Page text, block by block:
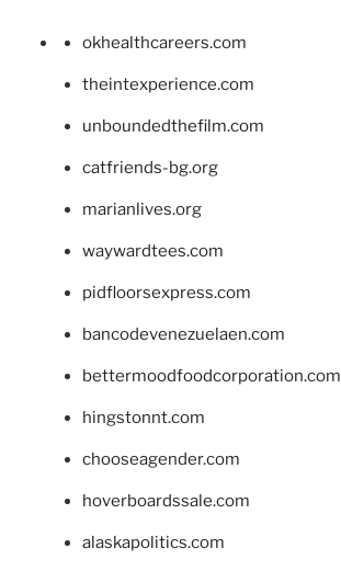
okhealthcareers.com
theintexperience.com
unboundedthefilm.com
catfriends-bg.org
marianlives.org
waywardtees.com
pidfloorsexpress.com
bancodevenezuelaen.com
bettermoodfoodcorporation.com
hingstonnt.com
chooseagender.com
hoverboardssale.com
alaskapolitics.com